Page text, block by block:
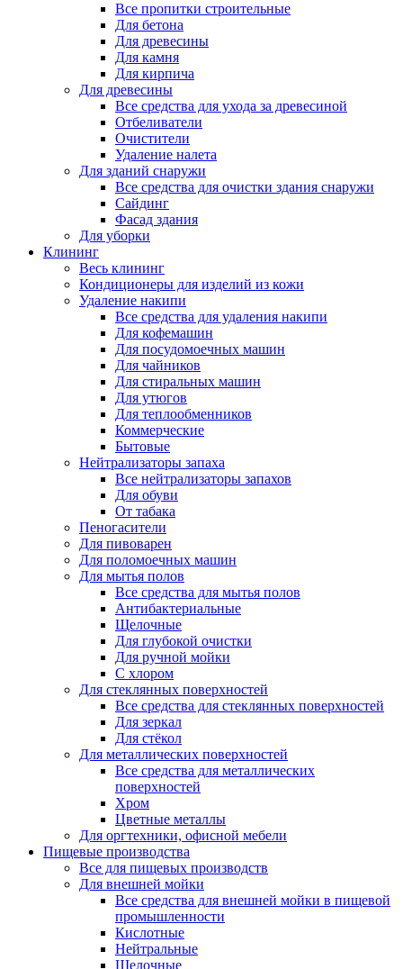
Все пропитки строительные
Для бетона
Для древесины
Для камня
Для кирпича
Для древесины
Все средства для ухода за древесиной
Отбеливатели
Очистители
Удаление налета
Для зданий снаружи
Все средства для очистки здания снаружи
Сайдинг
Фасад здания
Для уборки
Клининг
Весь клининг
Кондиционеры для изделий из кожи
Удаление накипи
Все средства для удаления накипи
Для кофемашин
Для посудомоечных машин
Для чайников
Для стиральных машин
Для утюгов
Для теплообменников
Коммерческие
Бытовые
Нейтрализаторы запаха
Все нейтрализаторы запахов
Для обуви
От табака
Пеногасители
Для пивоварен
Для поломоечных машин
Для мытья полов
Все средства для мытья полов
Антибактериальные
Щелочные
Для глубокой очистки
Для ручной мойки
С хлором
Для стеклянных поверхностей
Все средства для стеклянных поверхностей
Для зеркал
Для стёкол
Для металлических поверхностей
Все средства для металлических
поверхностей
Хром
Цветные металлы
Для оргтехники, офисной мебели
Пищевые производства
Все для пищевых производств
Для внешней мойки
Все средства для внешней мойки в пищевой
промышленности
Кислотные
Нейтральные
Щелочные